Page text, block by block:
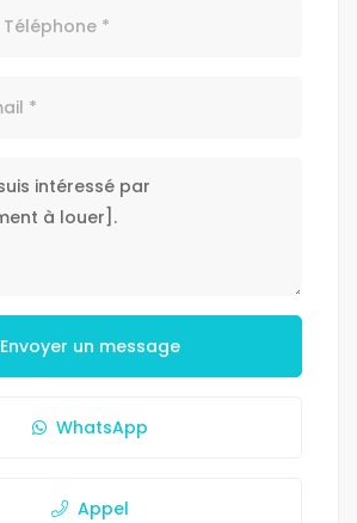
Envoyer un message
WhatsApp
Appel